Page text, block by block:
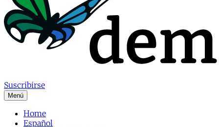
Suscribirse
Menú
Home
Español